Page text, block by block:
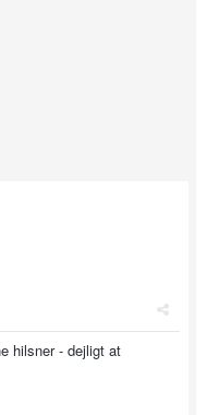
hilsner - dejligt at